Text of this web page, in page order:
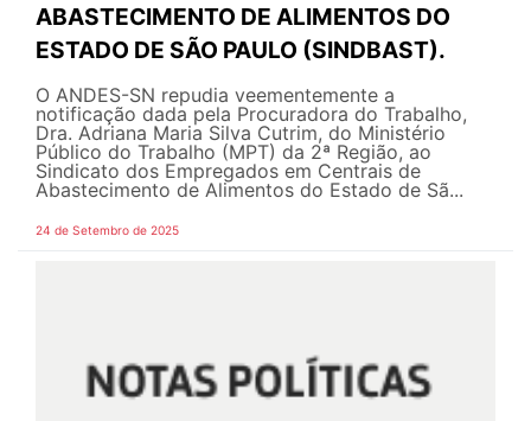
ABASTECIMENTO DE ALIMENTOS DO
ESTADO DE SÃO PAULO (SINDBAST).
O ANDES-SN repudia veementemente a
notificação dada pela Procuradora do Trabalho,
Dra. Adriana Maria Silva Cutrim, do Ministério
Público do Trabalho (MPT) da 2ª Região, ao
Sindicato dos Empregados em Centrais de
Abastecimento de Alimentos do Estado de Sã...
24 de Setembro de 2025